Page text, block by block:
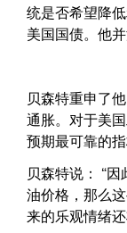
统是否希望降
美国国债。他
贝森特重申了
通胀。对于美
预期最可靠的指
贝森特说： “
油价格，那么
来的乐观情绪